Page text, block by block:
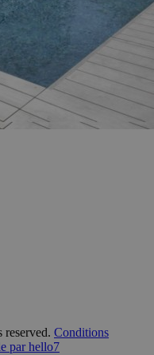
Conditions
par hello7